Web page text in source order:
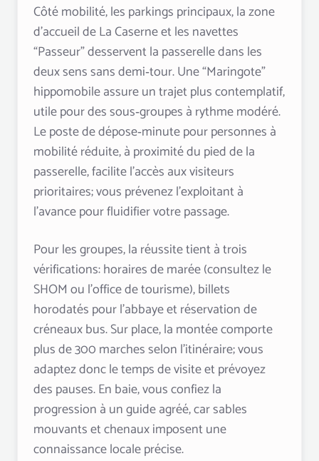
Côté mobilité, les parkings principaux, la zone
d’accueil de La Caserne et les navettes
“Passeur” desservent la passerelle dans les
deux sens sans demi‑tour. Une “Maringote”
hippomobile assure un trajet plus contemplatif,
utile pour des sous‑groupes à rythme modéré.
Le poste de dépose‑minute pour personnes à
mobilité réduite, à proximité du pied de la
passerelle, facilite l’accès aux visiteurs
prioritaires; vous prévenez l’exploitant à
l’avance pour fluidifier votre passage.
Pour les groupes, la réussite tient à trois
vérifications: horaires de marée (consultez le
SHOM ou l’office de tourisme), billets
horodatés pour l’abbaye et réservation de
créneaux bus. Sur place, la montée comporte
plus de 300 marches selon l’itinéraire; vous
adaptez donc le temps de visite et prévoyez
des pauses. En baie, vous confiez la
progression à un guide agréé, car sables
mouvants et chenaux imposent une
connaissance locale précise.